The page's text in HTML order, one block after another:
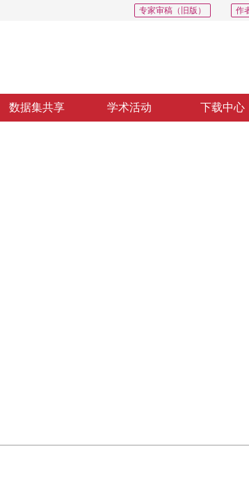
作
专家审稿（旧版）
数据集共享 学术活动 下载中心